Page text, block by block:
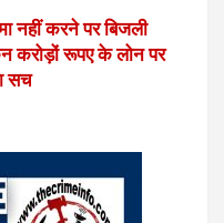
नहीं करने पर बिजली
करोड़ों रूपए के लोन पर
सच